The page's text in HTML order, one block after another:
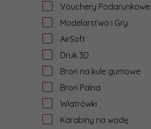
Vouchery Podarunkowe
Modelarstwo i Gry
AirSoft
Druk 3D
Broń na kule gumowe
Broń Palna
Wiatrówki
Karabiny na wodę